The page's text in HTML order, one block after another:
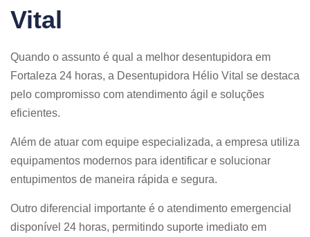
Vital
Quando o assunto é qual a melhor desentupidora em
Fortaleza 24 horas, a Desentupidora Hélio Vital se destaca
pelo compromisso com atendimento ágil e soluções
eficientes.
Além de atuar com equipe especializada, a empresa utiliza
equipamentos modernos para identificar e solucionar
entupimentos de maneira rápida e segura.
Outro diferencial importante é o atendimento emergencial
disponível 24 horas, permitindo suporte imediato em